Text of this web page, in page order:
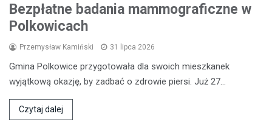
Bezpłatne badania mammograficzne w
Polkowicach
Przemysław Kamiński 31 lipca 2026
Gmina Polkowice przygotowała dla swoich mieszkanek
wyjątkową okazję, by zadbać o zdrowie piersi. Już 27…
Czytaj dalej